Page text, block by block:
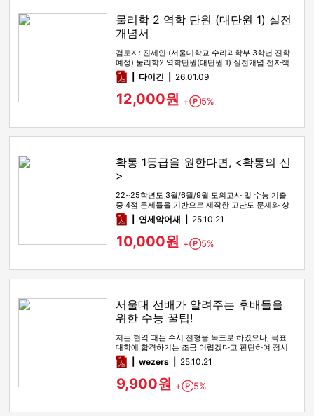
물리학 2 역학 단원 (대단원 1) 실전
개념서
검토자: 진세인 (서울대학교 수리과학부 3학년 진학
예정) 물리학2 역학단원(대단원 1) 실전개념 전자책
입니다. 0. 언제 …
pdf다이긴 26.01.09
12,000원 + Point
5%
확통 1등급을 원한다면, <확통의 신
>
22~25학년도 3월/6월/9월 모의고사 및 수능 기출
중 4점 문제들을 기반으로 제작한 고난도 문제와 상
세한 해설
pdf연세악어새 25.10.21
10,000원 + Point
5%
서울대 선배가 알려주는 후배들을
위한 수능 꿀팁!
저는 현역 때는 수시 전형을 목표로 하였으나, 목표
대학에 합격하기는 조금 어렵겠다고 판단하여 정시
전형을 노리며 재수를 시…
pdfwezers 25.10.21
9,900원 + Point
5%